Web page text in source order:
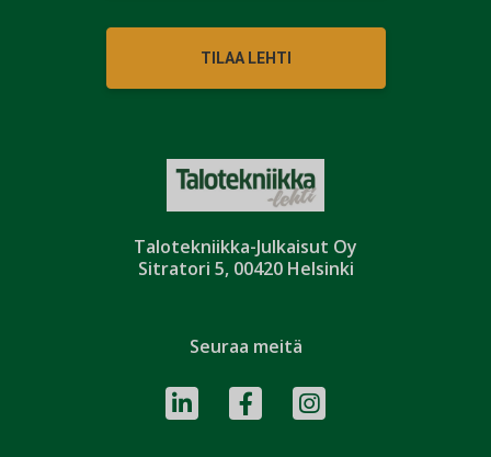
Talotekniikka-Julkaisut Oy
Sitratori 5, 00420 Helsinki
TILAA LEHTI
Seuraa meitä